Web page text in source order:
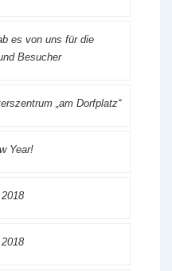
es von uns für die
Besucher
„am Dorfplatz“
Year!